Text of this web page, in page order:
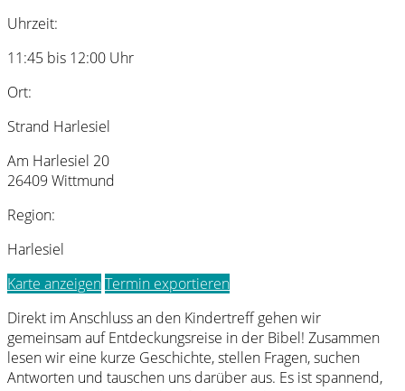
Uhrzeit:
11:45 bis 12:00 Uhr
Ort:
Strand Harlesiel
Am Harlesiel 20
26409 Wittmund
Region:
Harlesiel
Karte anzeigenTermin exportieren
Direkt im Anschluss an den Kindertreff gehen wir
gemeinsam auf Entdeckungsreise in der Bibel! Zusammen
lesen wir eine kurze Geschichte, stellen Fragen, suchen
Antworten und tauschen uns darüber aus. Es ist spannend,